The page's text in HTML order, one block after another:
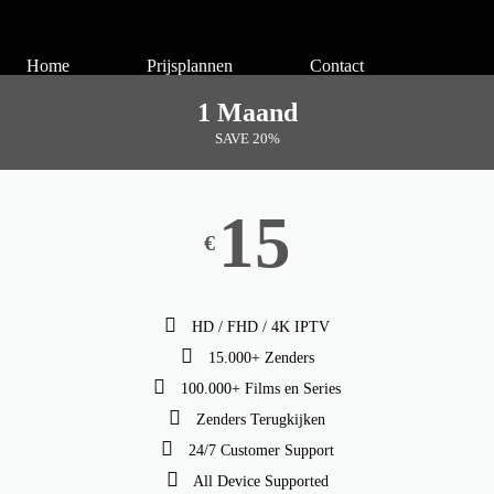
Home
Prijsplannen Contact
1 Maand
SAVE 20%
€ 15
HD / FHD / 4K IPTV
15.000+ Zenders
100.000+ Films en Series
Zenders Terugkijken
24/7 Customer Support
All Device Supported